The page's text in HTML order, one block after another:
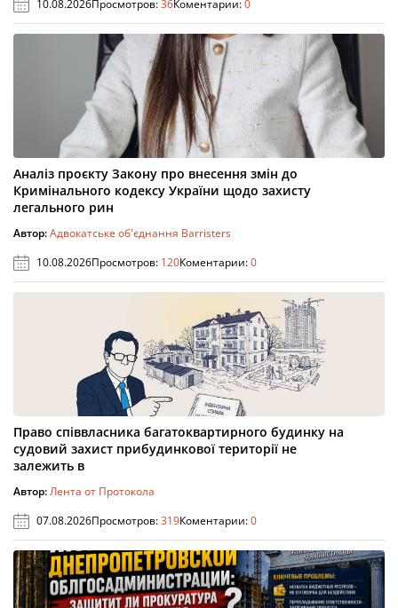
10.08.2026Просмотров:36Коментарии:0
Аналіз проєкту Закону про внесення змін до
Кримінального кодексу України щодо захисту
легального рин
Автор:Адвокатське об'єднання Barristers
10.08.2026Просмотров: 120Коментарии:0
Право співвласника багатоквартирного будинку на
судовий захист прибудинкової території не
залежить в
Автор:Лента от Протокола
07.08.2026Просмотров:319Коментарии:0